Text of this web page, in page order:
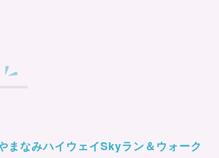
まなみハイウェイSkyラン＆ウォーク